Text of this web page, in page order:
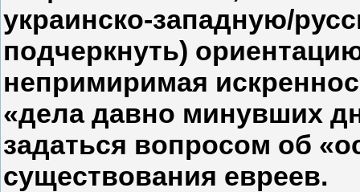
украинско-западную/
подчеркнуть)
непримиримая
«дела давно минувших
задаться вопросом об
существования евреев.